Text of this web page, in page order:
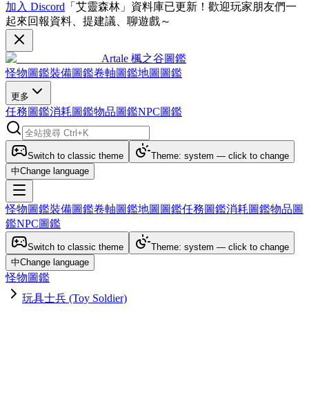
加入 Discord 「艾靈森林」資料庫已更新！歡迎玩家朋友們一
起來回報資料、提建議、聊遊戲～
Artale 楓之谷圖鑑
怪物圖鑑裝備圖鑑卷軸圖鑑地圖圖鑑
更多
任務圖鑑消耗圖鑑物品圖鑑NPC圖鑑
Switch to classic theme
Theme: system — click to change
中Change language
怪物圖鑑裝備圖鑑卷軸圖鑑地圖圖鑑任務圖鑑消耗圖鑑物品圖
鑑NPC圖鑑
Switch to classic theme
Theme: system — click to change
中Change language
怪物圖鑑
玩具士兵 (Toy Soldier)